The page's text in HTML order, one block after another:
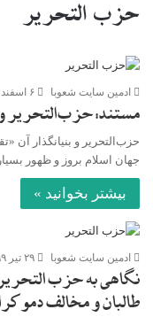
حزب التحریر
ادمین سایت شعوبا ۶ اسفند ۱۳۹۹
مستند: حزب‌التحریر و
حزب‌التحریر و بنیانگذار آن
جهان اسلام بروز و ظهور
بیشتر بخوانید »
ادمین سایت شعوبا ۲۹ تیر ۱۳۹۹
نگاهی به حزب
طالبان و مخالف